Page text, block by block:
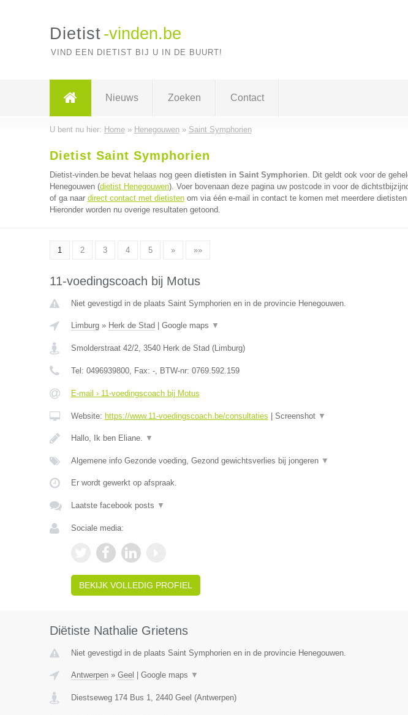
Dietist -vinden.be
VIND EEN DIETIST BIJ U IN DE BUURT!
Nieuws Zoeken Contact
U bent nu hier: Home» Henegouwen» Saint Symphorien
Dietist Saint Symphorien
Dietist-vinden.be bevat helaas nog geen dietisten in Saint Symphorien. Dit geldt ook voor de
Henegouwen (dietist Henegouwen). Voer bovenaan deze pagina uw postcode in voor de
of ga naar direct contact met dietistenom via één e-mail in contact te komen met meerdere
Hieronder worden nu overige resultaten getoond.
1 2 3 4 5 » »»
11-voedingscoach bij Motus
Niet gevestigd in de plaats Saint Symphorien en in de provincie Henegouwen.
Limburg» Herk de Stad Google maps ▼
Smolderstraat 42/2, 3540 Herk de Stad (Limburg)
Tel: 0496939800, Fax: -, BTW-nr: 0769.592.159
E-mail › 11-voedingscoach bij Motus
Website: https://www.11-voedingscoach.be/consultaties Screenshot ▼
Hallo, Ik ben Eliane. ▼
Algemene info Gezonde voeding, Gezond gewichtsverlies bij jongeren ▼
Er wordt gewerkt op afspraak.
Laatste facebook posts ▼
Sociale media:
BEKIJK VOLLEDIG PROFIEL
Diëtiste Nathalie Grietens
Niet gevestigd in de plaats Saint Symphorien en in de provincie Henegouwen.
Antwerpen» Geel Google maps ▼
Diestseweg 174 Bus 1, 2440 Geel (Antwerpen)